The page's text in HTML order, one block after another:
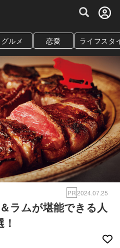
情報・プレミアムレストラン予約
グルメ 恋愛 ライフスタ
PR2024.07.25
ラムが堪能できる人